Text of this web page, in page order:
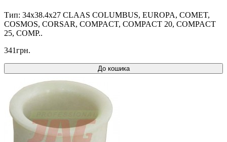
Тип: 34x38.4x27 CLAAS COLUMBUS, EUROPA, COMET,
COSMOS, CORSAR, COMPACT, COMPACT 20, COMPACT
25, COMP..
341грн.
До кошика